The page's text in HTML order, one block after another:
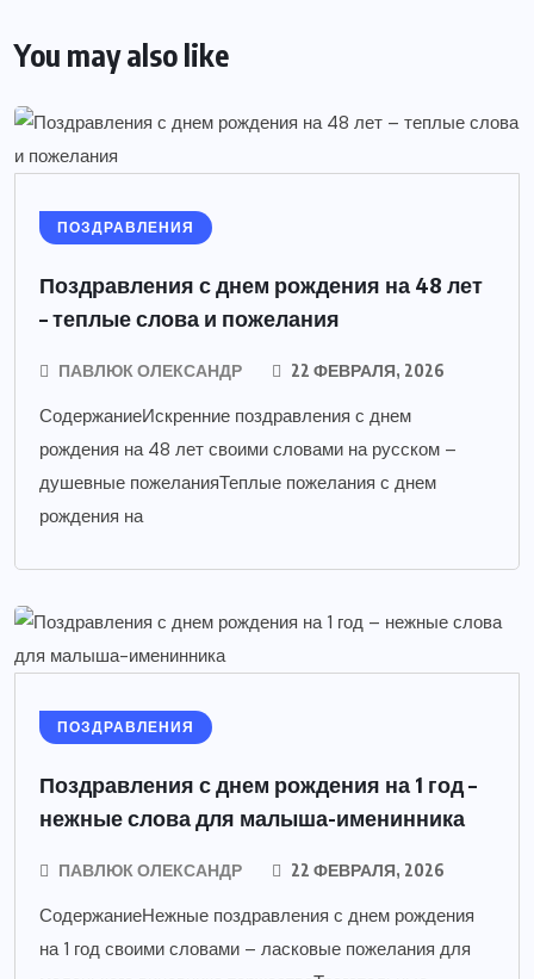
You may also like
ПОЗДРАВЛЕНИЯ
Поздравления с днем рождения на 48 лет
– теплые слова и пожелания
ПАВЛЮК ОЛЕКСАНДР 22 ФЕВРАЛЯ, 2026
СодержаниеИскренние поздравления с днем
рождения на 48 лет своими словами на русском –
душевные пожеланияТеплые пожелания с днем
рождения на
ПОЗДРАВЛЕНИЯ
Поздравления с днем рождения на 1 год –
нежные слова для малыша-именинника
ПАВЛЮК ОЛЕКСАНДР 22 ФЕВРАЛЯ, 2026
СодержаниеНежные поздравления с днем рождения
на 1 год своими словами – ласковые пожелания для